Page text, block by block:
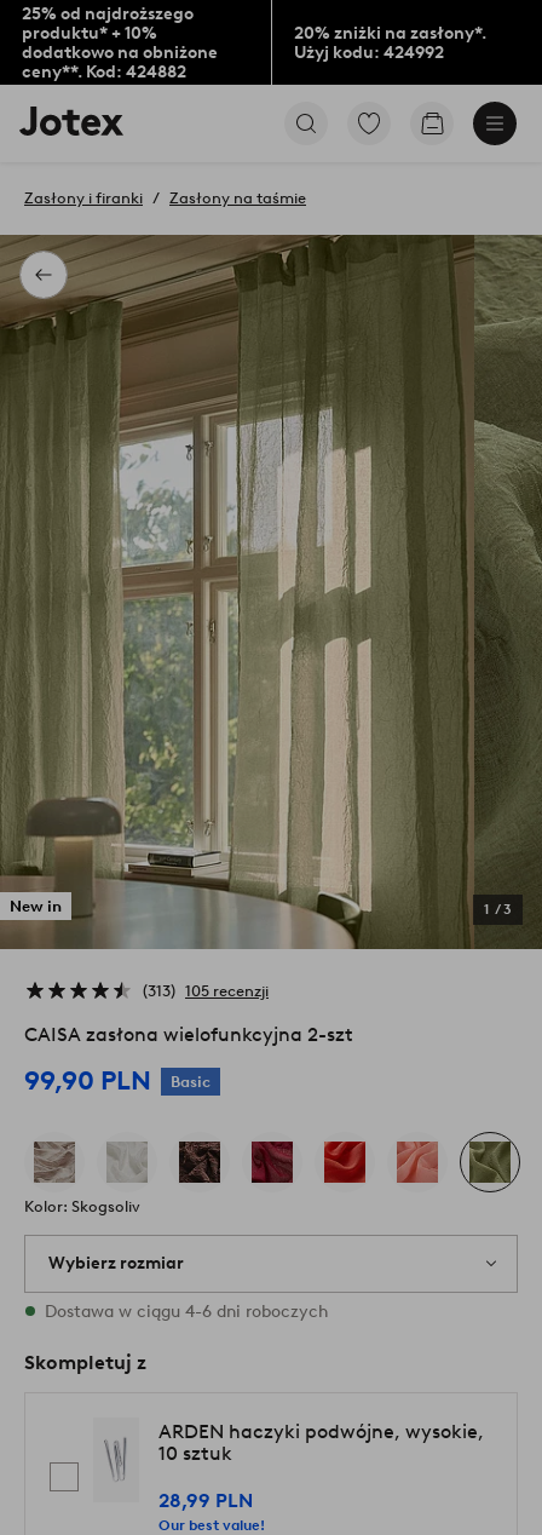
25% od najdroższego
produktu* + 10%
dodatkowo na obniżone
ceny**. Kod: 424882
20% zniżki na zasłony*.
Użyj kodu: 424992
Logo
Jotex
na
stronę
PrzejdźPrzejdź
Powrót
Zasłony i firanki Zasłony na taśmie
New in 1 /3
313 105 recenzji
CAISA zasłona wielofunkcyjna 2-szt
99,90 PLN Basic
Kolor: Skogsoliv
Wybierz rozmiar
{variants} rozmiary są dostępne w magazynie
Dostawa w ciągu 4-6 dni roboczych
Skompletuj z
ARDEN haczyki podwójne, wysokie,
10 sztuk
28,99 PLN
Our best value!